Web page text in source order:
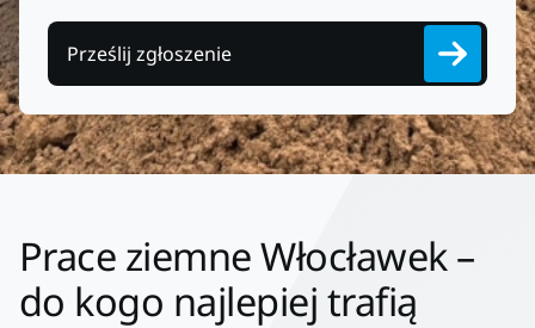
Prześlij zgłoszenie
Prace ziemne Włocławek –
do kogo najlepiej trafią